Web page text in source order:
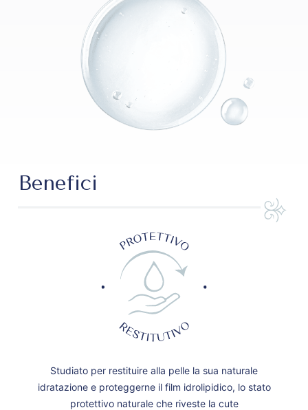
Benefici
Studiato per restituire alla pelle la sua naturale
idratazione e proteggerne il film idrolipidico, lo stato
protettivo naturale che riveste la cute